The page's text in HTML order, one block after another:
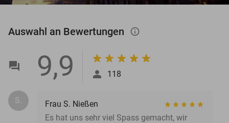
Auswahl an Bewertungen info_outlined
9,9 118
S.
Frau S. Nießen
Es hat uns sehr viel Spass gemacht, wir